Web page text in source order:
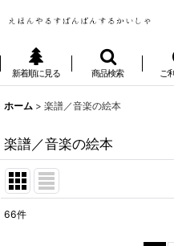
新着順に見る 商品検索 ご
ホーム > 楽譜／音楽の絵本
楽譜／音楽の絵本
66件